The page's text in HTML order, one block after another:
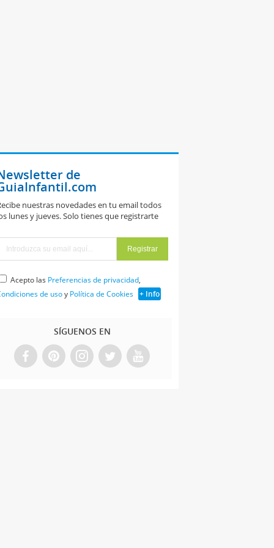
de
nuestras novedades en tu email todos
lunes y jueves. Solo tienes que registrarte
Acepto las Preferencias de privacidad,
de usoy Política de Cookies + Info
SÍGUENOS EN